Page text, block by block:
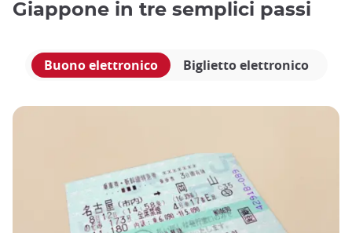
Giappone in tre semplici passi
Buono elettronico Biglietto elettronico